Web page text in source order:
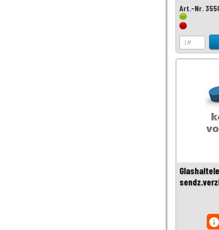
Art.-Nr.